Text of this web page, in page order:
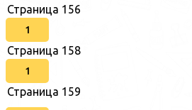
Страница 156
1
Страница 158
1
Страница 159